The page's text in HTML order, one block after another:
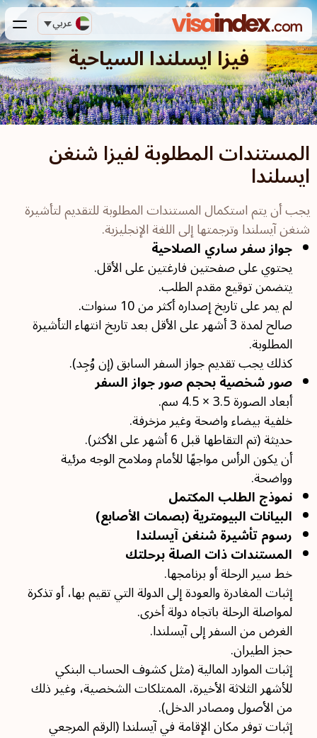
عربي
فيزا ايسلندا السياحية
المستندات المطلوبة لفيزا شنغن
ايسلندا
يجب أن يتم استكمال المستندات المطلوبة للتقديم لتأشيرة
شنغن آيسلندا وترجمتها إلى اللغة الإنجليزية.
جواز سفر ساري الصلاحية
يحتوي على صفحتين فارغتين على الأقل.
يتضمن توقيع مقدم الطلب.
لم يمر على تاريخ إصداره أكثر من 10 سنوات.
صالح لمدة 3 أشهر على الأقل بعد تاريخ انتهاء التأشيرة
المطلوبة.
كذلك يجب تقديم جواز السفر السابق (إن وُجِد).
صور شخصية بحجم صور جواز السفر
أبعاد الصورة 3.5 × 4.5 سم.
خلفية بيضاء واضحة وغير مزخرفة.
حديثة (تم التقاطها قبل 6 أشهر على الأكثر).
أن يكون الرأس مواجهًا للأمام وملامح الوجه مرئية
وواضحة.
نموذج الطلب المكتمل
البيانات البيومترية (بصمات الأصابع)
رسوم تأشيرة شنغن آيسلندا
المستندات ذات الصلة برحلتك
خط سير الرحلة أو برنامجها.
إثبات المغادرة والعودة إلى الدولة التي تقيم بها، أو تذكرة
لمواصلة الرحلة باتجاه دولة أخرى.
الغرض من السفر إلى آيسلندا.
حجز الطيران.
إثبات الموارد المالية (مثل كشوف الحساب البنكي
للأشهر الثلاثة الأخيرة، الممتلكات الشخصية، وغير ذلك
من الأصول ومصادر الدخل).
إثبات توفر مكان الإقامة في آيسلندا (الرقم المرجعي